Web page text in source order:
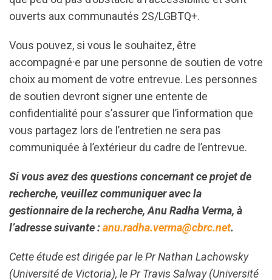
ouverts aux communautés 2S/LGBTQ+.
Vous pouvez, si vous le souhaitez, être
accompagné·e par une personne de soutien de votre
choix au moment de votre entrevue. Les personnes
de soutien devront signer une entente de
confidentialité pour s’assurer que l’information que
vous partagez lors de l’entretien ne sera pas
communiquée à l’extérieur du cadre de l’entrevue.
Si vous avez des questions concernant ce projet de
recherche, veuillez communiquer avec la
gestionnaire de la recherche, Anu Radha Verma, à
l’adresse suivante :anu.radha.verma@cbrc.net.
Cette étude est dirigée par le Pr Nathan Lachowsky
(Université de Victoria), le Pr Travis Salway (Université